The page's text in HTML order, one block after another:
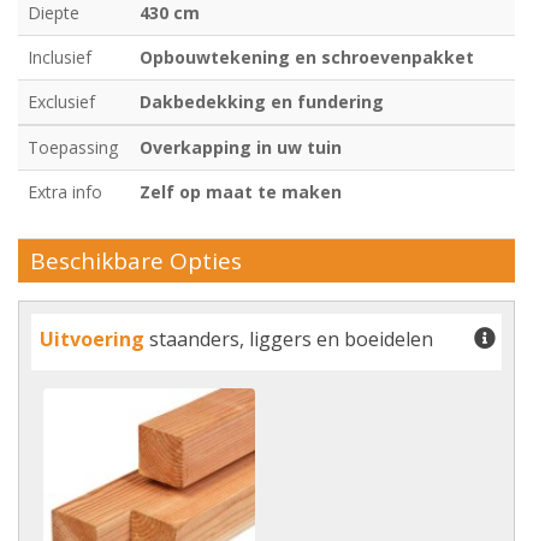
Diepte
430 cm
Inclusief
Opbouwtekening en schroevenpakket
Exclusief
Dakbedekking en fundering
Toepassing
Overkapping in uw tuin
Extra info
Zelf op maat te maken
Beschikbare Opties
Uitvoering staanders, liggers en boeidelen